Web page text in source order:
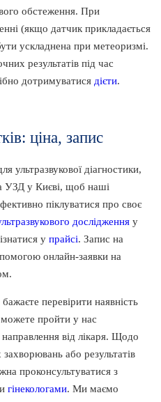
обстеження. При
(якщо датчик прикладається
ускладнена при метеоризмі.
результатів під час
дотримуватися дієти.
ціна, запис
ультразвукової діагностики,
УЗД у Києві, щоб наші
піклуватися про своє
дослідження у
у прайсі. Запис на
онлайн-заявки на
перевірити наявність
пройти у нас
направлення від лікаря. Щодо
захворювань або результатів
проконсультуватися з
гінекологами. Ми маємо